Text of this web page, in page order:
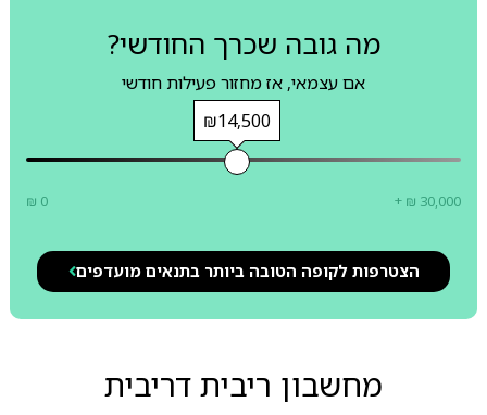
מה גובה שכרך החודשי?
אם עצמאי, אז מחזור פעילות חודשי
₪14,500
₪ 0 + ₪ 30,000
הצטרפות לקופה הטובה ביותר בתנאים מועדפים
מחשבון ריבית דריבית